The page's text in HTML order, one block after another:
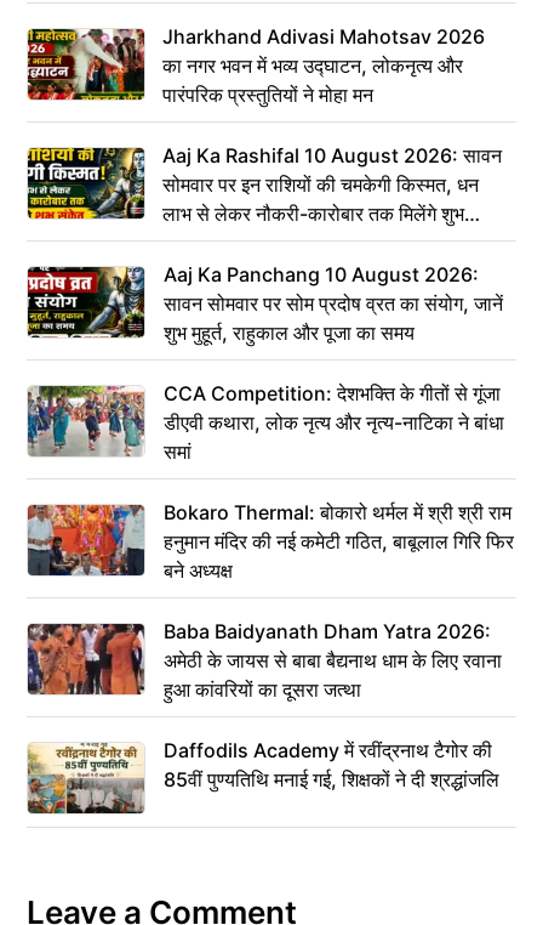
Jharkhand Adivasi Mahotsav 2026
का नगर भवन में भव्य उद्घाटन, लोकनृत्य और
पारंपरिक प्रस्तुतियों ने मोहा मन
Aaj Ka Rashifal 10 August 2026: सावन
सोमवार पर इन राशियों की चमकेगी किस्मत, धन
लाभ से लेकर नौकरी-कारोबार तक मिलेंगे शुभ
संकेत
Aaj Ka Panchang 10 August 2026:
सावन सोमवार पर सोम प्रदोष व्रत का संयोग, जानें
शुभ मुहूर्त, राहुकाल और पूजा का समय
CCA Competition: देशभक्ति के गीतों से गूंजा
डीएवी कथारा, लोक नृत्य और नृत्य-नाटिका ने बांधा
समां
Bokaro Thermal: बोकारो थर्मल में श्री श्री राम
हनुमान मंदिर की नई कमेटी गठित, बाबूलाल गिरि फिर
बने अध्यक्ष
Baba Baidyanath Dham Yatra 2026:
अमेठी के जायस से बाबा बैद्यनाथ धाम के लिए रवाना
हुआ कांवरियों का दूसरा जत्था
Daffodils Academy में रवींद्रनाथ टैगोर की
85वीं पुण्यतिथि मनाई गई, शिक्षकों ने दी श्रद्धांजलि
Leave a Comment